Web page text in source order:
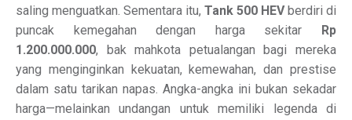
saling menguatkan. Sementara itu, Tank 500 HEVberdiri di
puncak kemegahan dengan harga sekitar
Rp
1.200.000.000, bak mahkota petualangan bagi mereka
yang menginginkan kekuatan, kemewahan, dan prestise
dalam satu tarikan napas. Angka-angka ini bukan sekadar
harga—melainkan undangan untuk memiliki legenda di